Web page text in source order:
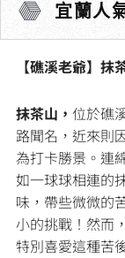
宜蘭人
【礁溪老爺】
抹茶山， 位於礁
路聞名，近來則
為打卡勝景。連
如一球球相連的
味，帶些微微的
小的挑戰！然而
特別喜愛這種苦